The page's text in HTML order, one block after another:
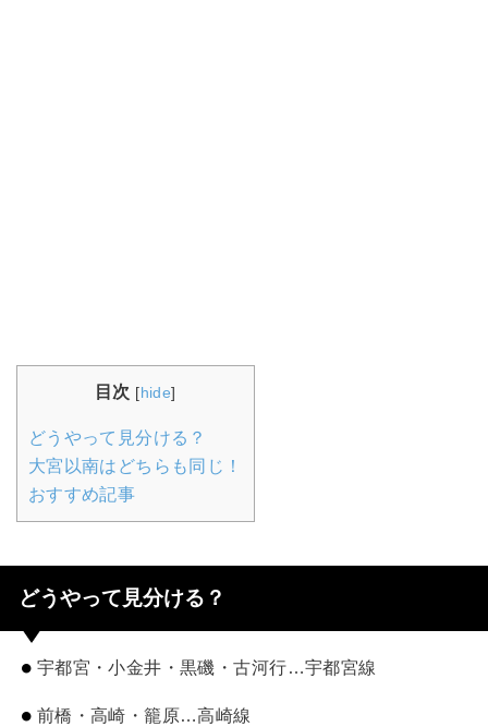
目次 [hide]
どうやって見分ける？
大宮以南はどちらも同じ！
おすすめ記事
どうやって見分ける？
宇都宮・小金井・黒磯・古河行…宇都宮線
前橋・高崎・籠原…高崎線